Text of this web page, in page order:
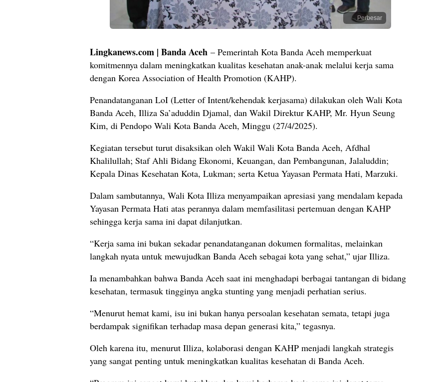
Perbesar
Lingkanews.com | Banda Aceh – Pemerintah Kota Banda Aceh memperkuat
komitmennya dalam meningkatkan kualitas kesehatan anak-anak melalui kerja sama
dengan Korea Association of Health Promotion (KAHP).
Penandatanganan LoI (Letter of Intent/kehendak kerjasama) dilakukan oleh Wali Kota
Banda Aceh, Illiza Sa’aduddin Djamal, dan Wakil Direktur KAHP, Mr. Hyun Seung
Kim, di Pendopo Wali Kota Banda Aceh, Minggu (27/4/2025).
Kegiatan tersebut turut disaksikan oleh Wakil Wali Kota Banda Aceh, Afdhal
Khalilullah; Staf Ahli Bidang Ekonomi, Keuangan, dan Pembangunan, Jalaluddin;
Kepala Dinas Kesehatan Kota, Lukman; serta Ketua Yayasan Permata Hati, Marzuki.
Dalam sambutannya, Wali Kota Illiza menyampaikan apresiasi yang mendalam kepada
Yayasan Permata Hati atas perannya dalam memfasilitasi pertemuan dengan KAHP
sehingga kerja sama ini dapat dilanjutkan.
“Kerja sama ini bukan sekadar penandatanganan dokumen formalitas, melainkan
langkah nyata untuk mewujudkan Banda Aceh sebagai kota yang sehat,” ujar Illiza.
Ia menambahkan bahwa Banda Aceh saat ini menghadapi berbagai tantangan di bidang
kesehatan, termasuk tingginya angka stunting yang menjadi perhatian serius.
“Menurut hemat kami, isu ini bukan hanya persoalan kesehatan semata, tetapi juga
berdampak signifikan terhadap masa depan generasi kita,” tegasnya.
Oleh karena itu, menurut Illiza, kolaborasi dengan KAHP menjadi langkah strategis
yang sangat penting untuk meningkatkan kualitas kesehatan di Banda Aceh.